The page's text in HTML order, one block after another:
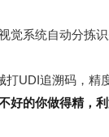
系统自动分拣识
打UDI追溯码，精
好的你做得精，利